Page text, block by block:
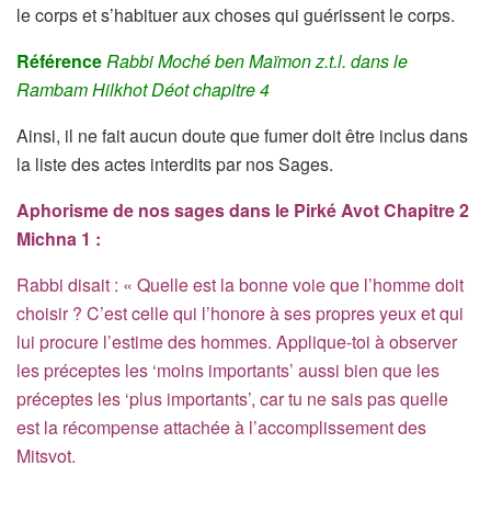
le corps et s’habituer aux choses qui guérissent le corps.
RéférenceRabbi Moché ben Maïmon z.t.l. dans le
Rambam Hilkhot Déot chapitre 4
Ainsi, il ne fait aucun doute que fumer doit être inclus dans
la liste des actes interdits par nos Sages.
Aphorisme de nos sages dans le Pirké AvotChapitre 2
Michna 1 :
Rabbi disait : « Quelle est la bonne voie que l’homme doit
choisir ? C’est celle qui l’honore à ses propres yeux et qui
lui procure l’estime des hommes. Applique-toi à observer
les préceptes les ‘moins importants’ aussi bien que les
préceptes les ‘plus importants’, car tu ne sais pas quelle
est la récompense attachée à l’accomplissement des
Mitsvot.